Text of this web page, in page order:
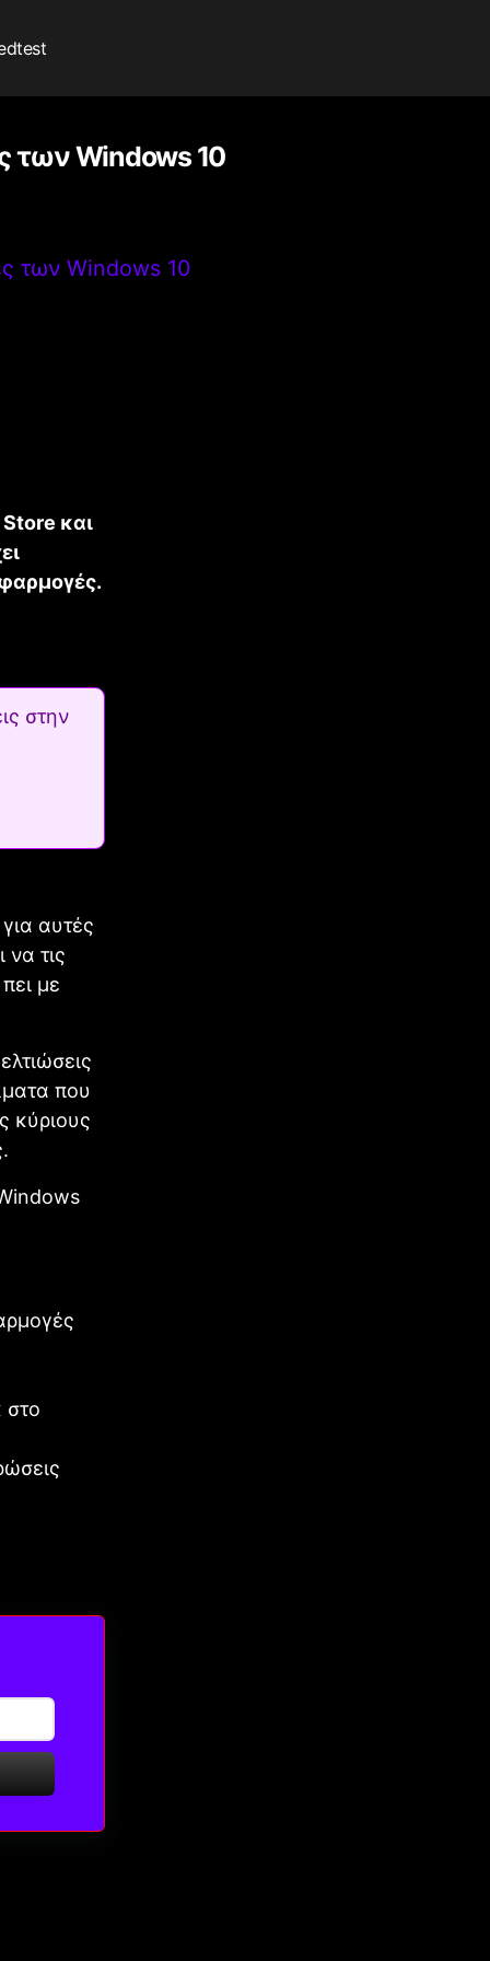
των Windows 10
των Windows 10
και
στην
αυτές
να τις
με
που
κύριους
στο